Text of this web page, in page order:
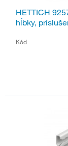
HETTICH
hĺbky,
Kód